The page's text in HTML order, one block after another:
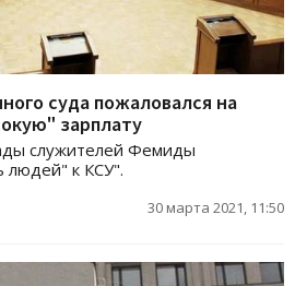
суда пожаловался на
зарплату
служителей Фемиды
людей" к КСУ".
30 марта 2021, 11:50